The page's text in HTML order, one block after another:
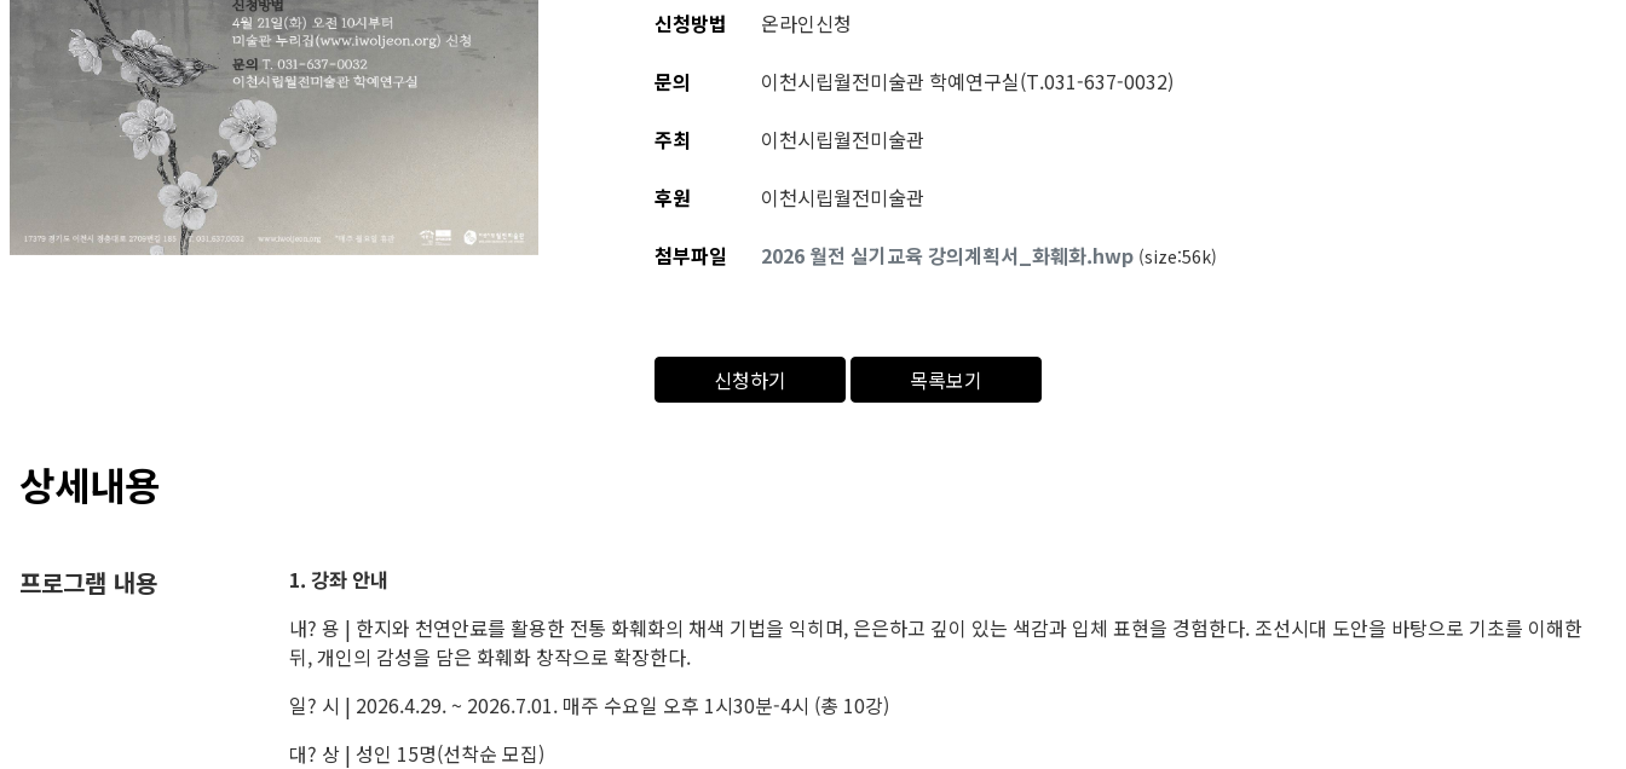
신청방법
온라인신청
문의
이천시립월전미술관 학예연구실(T.031-637-0032)
주최
이천시립월전미술관
후원
이천시립월전미술관
첨부파일
2026 월전 실기교육 강의계획서_화훼화.hwp (size:56k)
신청하기 목록보기
상세내용
프로그램 내용
1. 강좌 안내
내? 용 | 한지와 천연안료를 활용한 전통 화훼화의 채색 기법을 익히며, 은은하고 깊이 있는 색감과 입체 표현을 경험한다. 조선시대 도안을 바탕으로 기초를 이해한
뒤, 개인의 감성을 담은 화훼화 창작으로 확장한다.
일? 시 | 2026.4.29. ~ 2026.7.01. 매주 수요일 오후 1시30분-4시 (총 10강)
대? 상 | 성인 15명(선착순 모집)